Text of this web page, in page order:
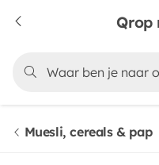
Qrop
Muesli, cereals & pap